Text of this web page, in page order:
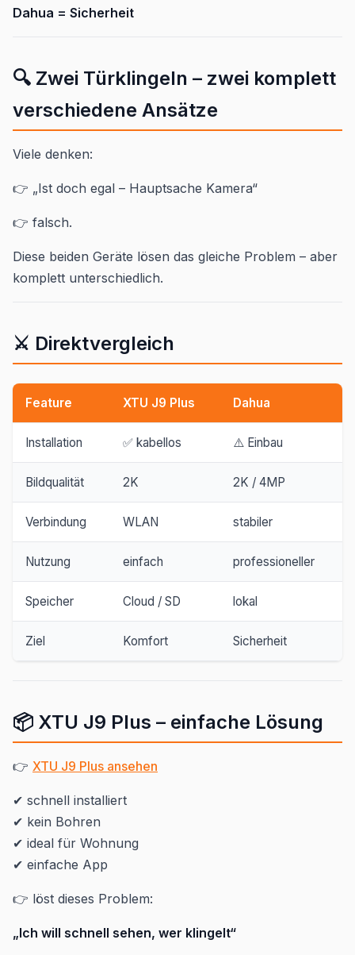
Dahua = Sicherheit
🔍 Zwei Türklingeln – zwei komplett
verschiedene Ansätze
Viele denken:
👉 „Ist doch egal – Hauptsache Kamera“
👉 falsch.
Diese beiden Geräte lösen das gleiche Problem – aber
komplett unterschiedlich.
⚔️ Direktvergleich
Feature XTU J9 Plus Dahua
Installation ✅ kabellos ⚠️ Einbau
Bildqualität 2K 2K / 4MP
Verbindung WLAN stabiler
Nutzung einfach professioneller
Speicher Cloud / SD lokal
Ziel Komfort Sicherheit
📦 XTU J9 Plus – einfache Lösung
👉 XTU J9 Plus ansehen
✔ schnell installiert
✔ kein Bohren
✔ ideal für Wohnung
✔ einfache App
👉 löst dieses Problem:
„Ich will schnell sehen, wer klingelt“